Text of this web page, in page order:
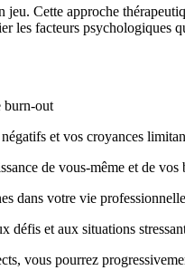
jeu. Cette approche
les facteurs psychologiques
burn-out
et vos croyances
de vous-même et de vos
dans votre vie
défis et aux situations
vous pourrez